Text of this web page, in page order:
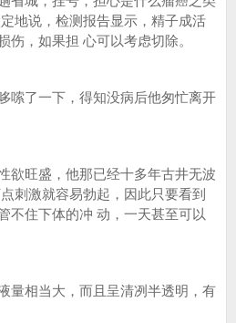
地说，检测报告显示，精子成活
伤，如果担 心可以考虑切除。
了一下，得知没病后他匆忙离开
旺盛，他那已经十多年古井无波
刺激就容易勃起，因此只要看到
不住下体的冲 动，一天甚至可以
相当大，而且呈清冽半透明，有